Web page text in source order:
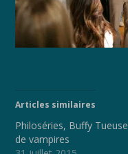
Articles similaires
Philoséries, Buffy Tueuse
de vampires